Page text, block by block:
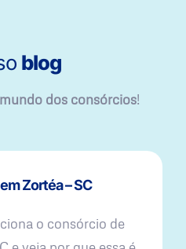
blog
mundo dos consórcios!
Zortéa – SC
o consórcio de